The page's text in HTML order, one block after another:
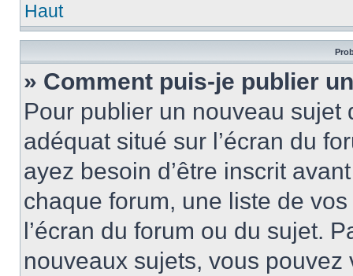
Haut
» Comment puis-je publier
Pour publier un nouveau
adéquat situé sur l’écran du
ayez besoin d’être inscrit
chaque forum, une liste de
l’écran du forum ou du sujet.
nouveaux sujets, vous